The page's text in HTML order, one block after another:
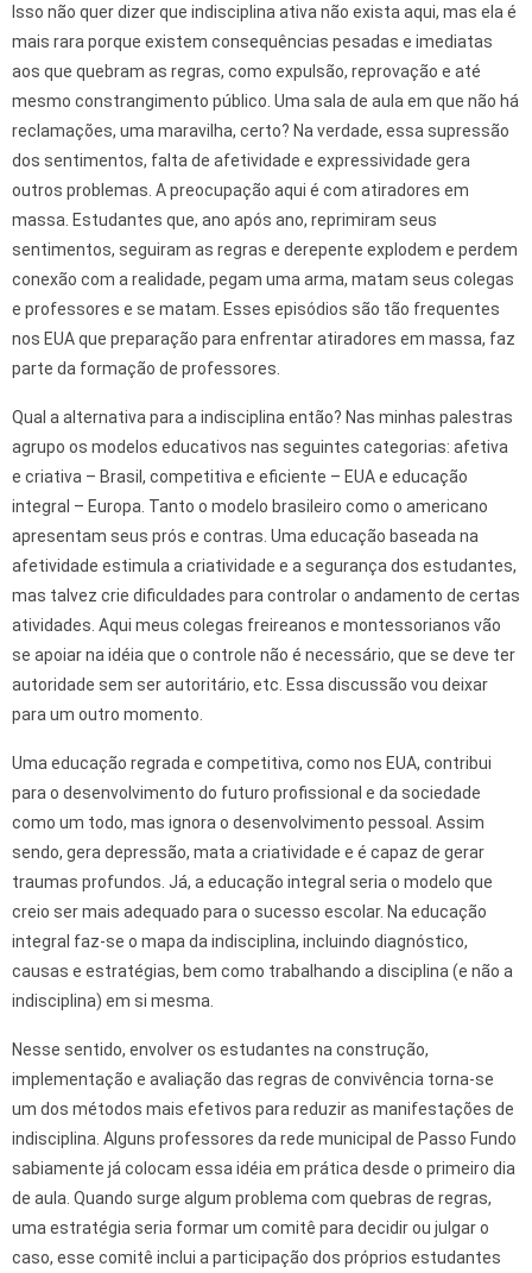
Isso não quer dizer que indisciplina ativa não exista aqui, mas ela é
mais rara porque existem consequências pesadas e imediatas
aos que quebram as regras, como expulsão, reprovação e até
mesmo constrangimento público. Uma sala de aula em que não há
reclamações, uma maravilha, certo? Na verdade, essa supressão
dos sentimentos, falta de afetividade e expressividade gera
outros problemas. A preocupação aqui é com atiradores em
massa. Estudantes que, ano após ano, reprimiram seus
sentimentos, seguiram as regras e derepente explodem e perdem
conexão com a realidade, pegam uma arma, matam seus colegas
e professores e se matam. Esses episódios são tão frequentes
nos EUA que preparação para enfrentar atiradores em massa, faz
parte da formação de professores.
Qual a alternativa para a indisciplina então? Nas minhas palestras
agrupo os modelos educativos nas seguintes categorias: afetiva
e criativa – Brasil, competitiva e eficiente – EUA e educação
integral – Europa. Tanto o modelo brasileiro como o americano
apresentam seus prós e contras. Uma educação baseada na
afetividade estimula a criatividade e a segurança dos estudantes,
mas talvez crie dificuldades para controlar o andamento de certas
atividades. Aqui meus colegas freireanos e montessorianos vão
se apoiar na idéia que o controle não é necessário, que se deve ter
autoridade sem ser autoritário, etc. Essa discussão vou deixar
para um outro momento.
Uma educação regrada e competitiva, como nos EUA, contribui
para o desenvolvimento do futuro profissional e da sociedade
como um todo, mas ignora o desenvolvimento pessoal. Assim
sendo, gera depressão, mata a criatividade e é capaz de gerar
traumas profundos. Já, a educação integral seria o modelo que
creio ser mais adequado para o sucesso escolar. Na educação
integral faz-se o mapa da indisciplina, incluindo diagnóstico,
causas e estratégias, bem como trabalhando a disciplina (e não a
indisciplina) em si mesma.
Nesse sentido, envolver os estudantes na construção,
implementação e avaliação das regras de convivência torna-se
um dos métodos mais efetivos para reduzir as manifestações de
indisciplina. Alguns professores da rede municipal de Passo Fundo
sabiamente já colocam essa idéia em prática desde o primeiro dia
de aula. Quando surge algum problema com quebras de regras,
uma estratégia seria formar um comitê para decidir ou julgar o
caso, esse comitê inclui a participação dos próprios estudantes